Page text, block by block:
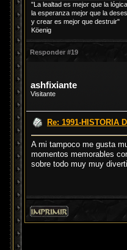
"La lealtad es mejor que la lógica,
la esperanza mejor que la
y crear es mejor que destruir"
Köenig
Responder #19
ashfixiante
Visitante
Re: 1991-HISTORIA
A mi tampoco me gusta
momentos memorables
sobre todo muy muy